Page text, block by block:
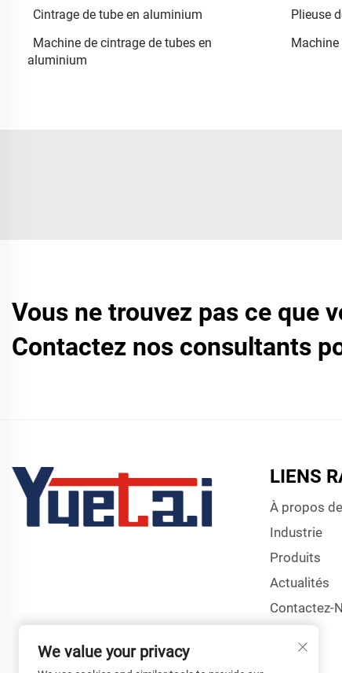
Cintrage de tube en aluminium Plieuse
Machine de cintrage de tubes en
aluminium
Vous ne trouvez pas ce que
Contactez nos consultants
LIENS
À propos
Industrie
Produits
Actualités
Contactez-
We value your privacy